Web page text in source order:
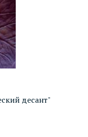
десант"